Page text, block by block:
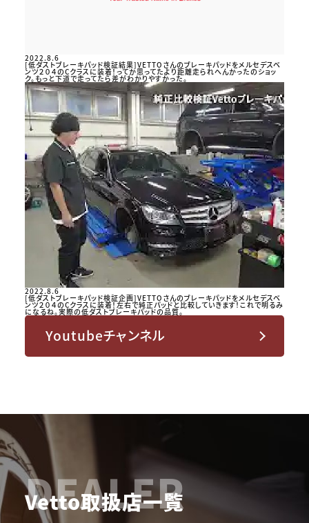
2022.8.6
[低ダストブレーキパッド検証結果]VETTOさんのブレーキパッドをメルセデスベ
ンツ２０４のCクラスに装着！ってか思ってたより距離走られへんかったのショッ
ク。もっと下道で走ってたら差がわかりやすかった。
2022.8.6
[低ダストブレーキパッド検証企画]VETTOさんのブレーキパッドをメルセデスベ
ンツ２０４のCクラスに装着！左右で純正パッドと比較していきます！これで明るみ
になるね。実際の低ダストブレーキパッドの品質。
Youtubeチャンネル
DEALER
Vetto取扱店一覧